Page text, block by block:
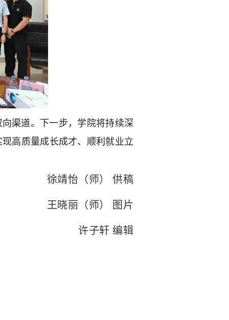
渠道。下一步，学院将持续深
高质量成长成才、顺利就业立
徐靖怡（师） 供稿
王晓丽（师） 图片
许子轩 编辑